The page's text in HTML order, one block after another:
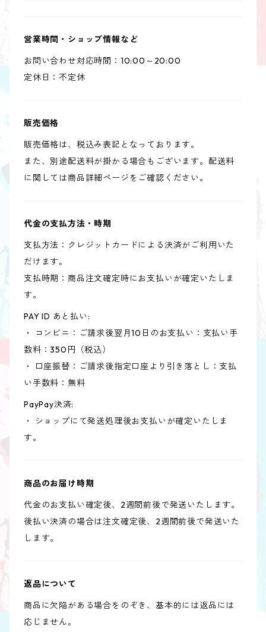
営業時間・ショップ情報など
お問い合わせ対応時間：10:00～20:00
定休日：不定休
販売価格
販売価格は、税込み表記となっております。
また、別途配送料が掛かる場合もございます。配送料
に関しては商品詳細ページをご確認ください。
代金の支払方法・時期
支払方法：クレジットカードによる決済がご利用いた
だけます。
支払時期：商品注文確定時にお支払いが確定いたしま
す。
PAY ID あと払い:
・ コンビニ：ご請求後翌月10日のお支払い：支払い手
数料：350円（税込）
・ 口座振替：ご請求後指定口座より引き落とし：支払
い手数料：無料
PayPay決済:
・ ショップにて発送処理後お支払いが確定いたしま
す。
商品のお届け時期
代金のお支払い確定後、2週間前後で発送いたします。
後払い決済の場合は注文確定後、2週間前後で発送いた
します。
返品について
商品に欠陥がある場合をのぞき、基本的には返品には
応じません。